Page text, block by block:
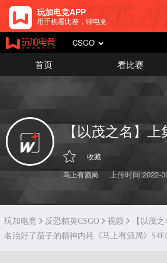
玩加电竞APP
用手机看比赛，聊电竞
CSGO
首页 看比赛
收藏
马上有酒局 上传时间:2022-
玩加电竞 反恐精英CSGO 视频
【以茂
名治好了茄子的精神内耗《马上有酒局》